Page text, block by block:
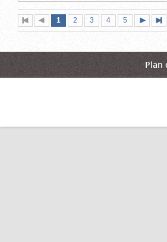
Première
page
Page
précédente
Page
1 (page
actuelle)
Page
2 Page
3 Page
4 Page
5
suivante
Plan